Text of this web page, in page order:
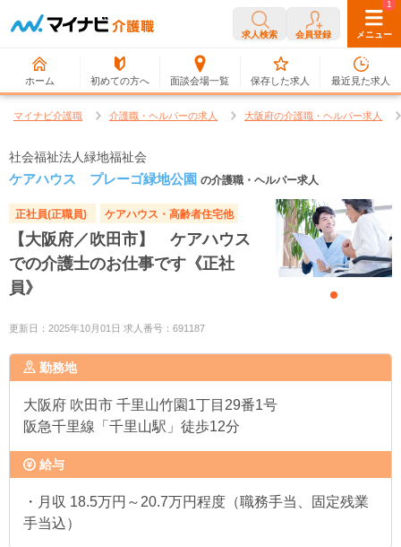
求人検索 会員登録 メニュー
ホーム 初めての方へ 面談会場一覧
0
保存した求人
1
最近見た求人
マイナビ介護職 介護職・ヘルパーの求人 大阪府の介護職・ヘルパー求人
社会福祉法人緑地福祉会
ケアハウス プレーゴ緑地公園 の介護職・ヘルパー求人
正社員(正職員) ケアハウス・高齢者住宅他
【大阪府／吹田市】 ケアハウス
での介護士のお仕事です《正社
員》
更新日：2025年10月01日 求人番号：691187
勤務地
大阪府 吹田市 千里山竹園1丁目29番1号
阪急千里線「千里山駅」徒歩12分
給与
・月収 18.5万円～20.7万円程度（職務手当、固定残業
手当込）